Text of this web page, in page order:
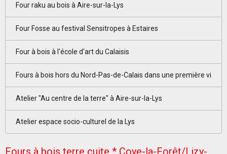
Four raku au bois à Aire-sur-la-Lys
Four Fosse au festival Sensitropes à Estaires
Four à bois à l'école d'art du Calaisis
Fours à bois hors du Nord-Pas-de-Calais dans une première vi
Atelier "Au centre de la terre" à Aire-sur-la-Lys
Atelier espace socio-culturel de la Lys
Fours à bois terre cuite * Coye-la-Forêt/Lizy-